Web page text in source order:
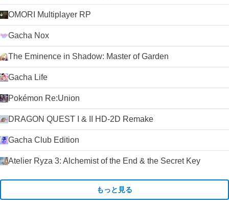
OMORI Multiplayer RP
Gacha Nox
The Eminence in Shadow: Master of Garden
Gacha Life
Pokémon Re:Union
DRAGON QUEST I & II HD-2D Remake
Gacha Club Edition
Atelier Ryza 3: Alchemist of the End & the Secret Key
もっと見る